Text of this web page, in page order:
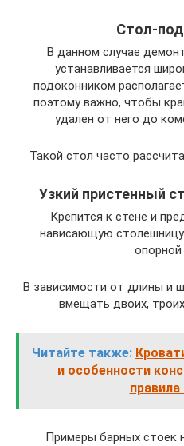
Стол-
В данном случае
устанавливается
подоконником
поэтому важно, чтобы
удален от него до
Такой стол часто
Узкий пристенный
Крепится к стене и
нависающую
В зависимости от длины и
вмещать двоих,
Читайте также:
и особенности
Примеры барных стоек